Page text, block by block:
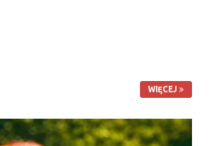
WIĘCEJ